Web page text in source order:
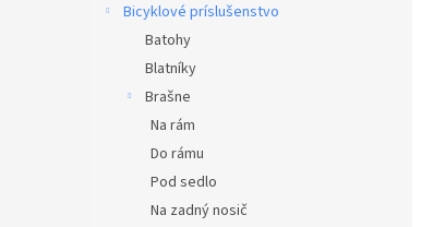
Bicyklové príslušenstvo
Batohy
Blatníky
Brašne
Na rám
Do rámu
Pod sedlo
Na zadný nosič